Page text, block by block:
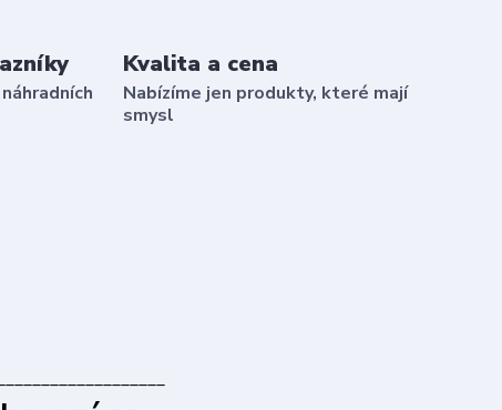
Kvalita a cena
Nabízíme jen produkty, které mají
smysl